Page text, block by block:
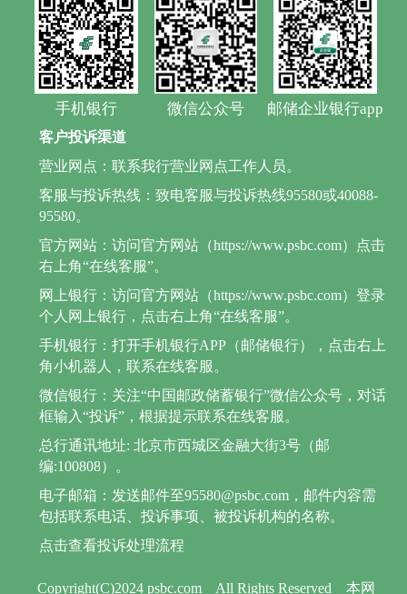
手机银行 微信公众号 邮储企业银行app
Copyright(C)2024 psbc.com All Rights Reserved 本网
客户投诉渠道
营业网点：联系我行营业网点工作人员。
客服与投诉热线：致电客服与投诉热线95580或40088-
95580。
官方网站：访问官方网站（https://www.psbc.com）点击
右上角“在线客服”。
网上银行：访问官方网站（https://www.psbc.com）登录
个人网上银行，点击右上角“在线客服”。
手机银行：打开手机银行APP（邮储银行），点击右上
角小机器人，联系在线客服。
微信银行：关注“中国邮政储蓄银行”微信公众号，对话
框输入“投诉”，根据提示联系在线客服。
总行通讯地址: 北京市西城区金融大街3号（邮
编:100808）。
电子邮箱：发送邮件至95580@psbc.com，邮件内容需
包括联系电话、投诉事项、被投诉机构的名称。
点击查看投诉处理流程